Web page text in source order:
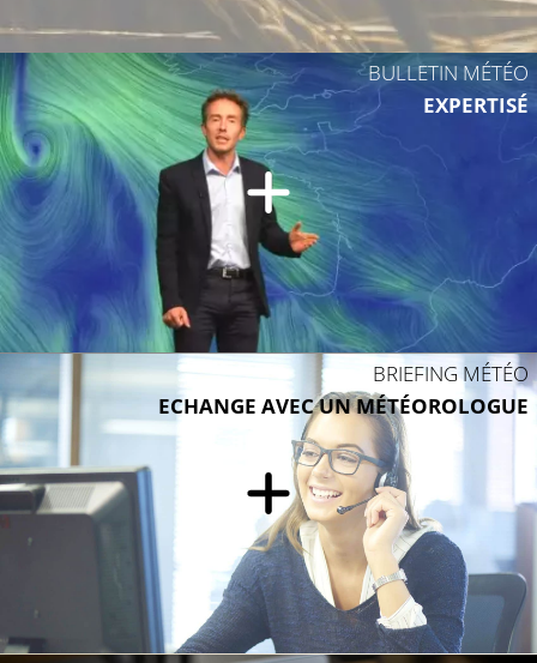
25°C
26°C
BULLETIN MÉTÉO
EXPERTISÉ
BRIEFING MÉTÉO
ECHANGE AVEC UN MÉTÉOROLOGUE